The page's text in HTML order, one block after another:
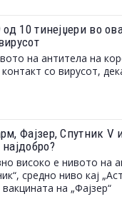
10 тинејџери во
на антитела на
со вирусот,
Фајзер, Спутник V
високо е нивото на
средно ниво кај
на „Фајзер“